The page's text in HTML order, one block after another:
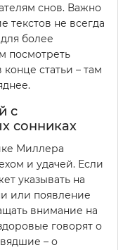
снов. Важно
текстов не всегда
более
посмотреть
статьи – там
с
сонниках
Миллера
и удачей. Если
указывать на
или появление
внимание на
говорят о
– о